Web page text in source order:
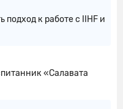
к работе с IIHF и
«Салавата